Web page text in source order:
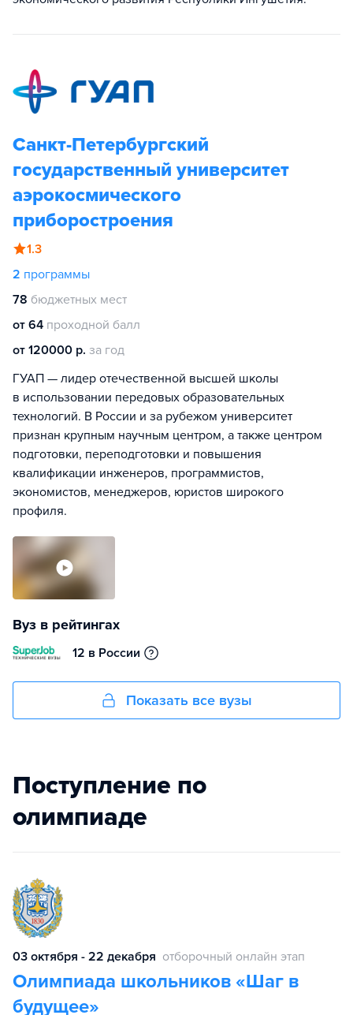
Санкт-Петербургский
государственный университет
аэрокосмического
приборостроения
1.3
2 программы
78 бюджетных мест
от 64 проходной балл
от 120000 р. за год
ГУАП — лидер отечественной высшей школы
в использовании передовых образовательных
технологий. В России и за рубежом университет
признан крупным научным центром, а также центром
подготовки, переподготовки и повышения
квалификации инженеров, программистов,
экономистов, менеджеров, юристов широкого
профиля.
Вуз в рейтингах
12 в России
Показать все вузы
Поступление по
олимпиаде
03 октября - 22 декабря отборочный онлайн этап
Олимпиада школьников «Шаг в
будущее»